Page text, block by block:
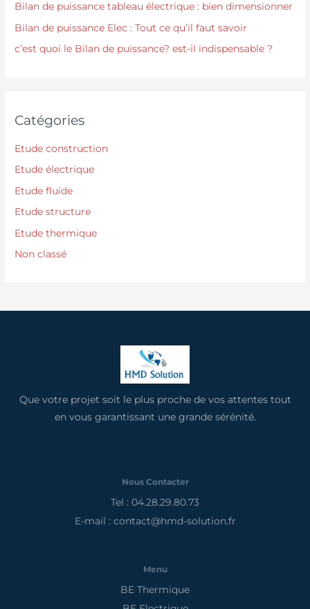
Bilan de puissance tableau électrique : bien dimensionner
Bilan de puissance Elec : Tout ce qu’il faut savoir
c’est quoi le Bilan de puissance? est-il indispensable ?
Catégories
Etude construction
Etude électrique
Etude fluide
Etude structure
Etude thermique
Non classé
Que votre projet soit le plus proche de vos attentes tout
en vous garantissant une grande sérénité.
Nous Contacter
Tel : 04.28.29.80.73
E-mail : contact@hmd-solution.fr
Menu
BE Thermique